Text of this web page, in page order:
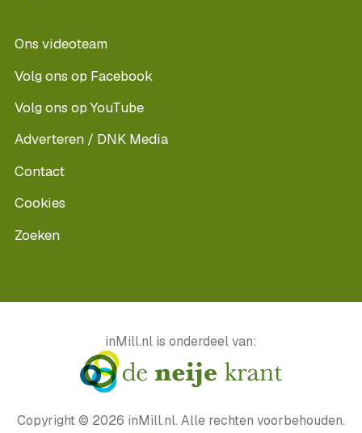
Ons videoteam
Volg ons op Facebook
Volg ons op YouTube
Adverteren / DNK Media
Contact
Cookies
Zoeken
inMill.nl is onderdeel van:
Copyright © 2026 inMill.nl. Alle rechten voorbehouden.